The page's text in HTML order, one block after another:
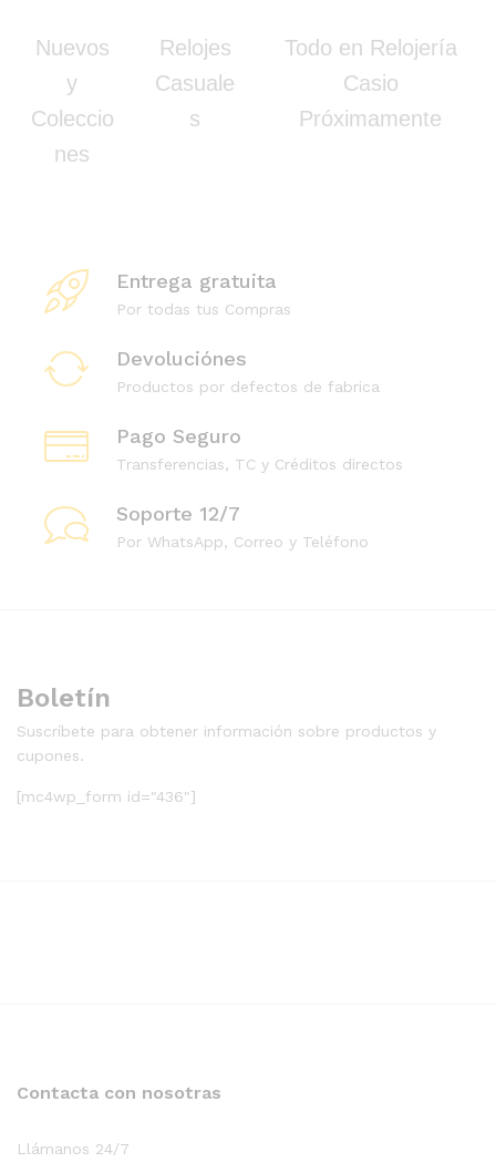
Nuevos
y
Coleccio
nes
Relojes
Casuale
s
Todo en Relojería
Casio
Próximamente
Entrega gratuita
Por todas tus Compras
Devoluciónes
Productos por defectos de fabrica
Pago Seguro
Transferencias, TC y Créditos directos
Soporte 12/7
Por WhatsApp, Correo y Teléfono
Boletín
Suscríbete para obtener información sobre productos y
cupones.
[mc4wp_form id="436"]
Contacta con nosotras
Llámanos 24/7